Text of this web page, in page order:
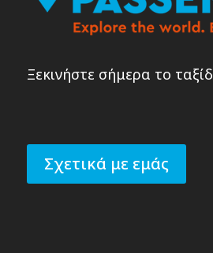
Ξεκινήστε σήμερα το
Σχετικά με εμάς